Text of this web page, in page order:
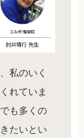
私のいく
れていま
も多くの
たいとい